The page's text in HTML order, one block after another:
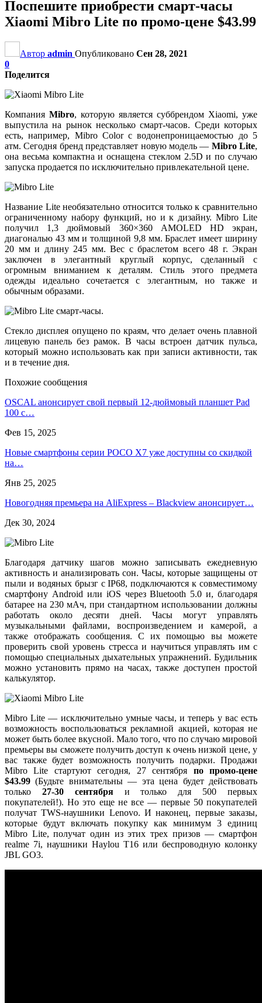
Поспешите приобрести смарт-часы
Xiaomi Mibro Lite по промо-цене $43.99
Автор admin Опубликовано Сен 28, 2021
0
Поделится
Компания Mibro, которую является суббрендом Xiaomi, уже
выпустила на рынок несколько смарт-часов. Среди которых
есть, например, Mibro Color с водонепроницаемостью до 5
атм. Сегодня бренд представляет новую модель — Mibro Lite,
она весьма компактна и оснащена стеклом 2.5D и по случаю
запуска продается по исключительно привлекательной цене.
Название Lite необязательно относится только к сравнительно
ограниченному набору функций, но и к дизайну. Mibro Lite
получил 1,3 дюймовый 360×360 AMOLED HD экран,
диагональю 43 мм и толщиной 9,8 мм. Браслет имеет ширину
20 мм и длину 245 мм. Вес с браслетом всего 48 г. Экран
заключен в элегантный круглый корпус, сделанный с
огромным вниманием к деталям. Стиль этого предмета
одежды идеально сочетается с элегантным, но также и
обычным образами.
Стекло дисплея опущено по краям, что делает очень плавной
лицевую панель без рамок. В часы встроен датчик пульса,
который можно использовать как при записи активности, так
и в течение дня.
Похожие сообщения
OSCAL анонсирует свой первый 12-дюймовый планшет Pad
100 с…
Фев 15, 2025
Новые смартфоны серии POCO X7 уже доступны со скидкой
на…
Янв 25, 2025
Новогодняя премьера на AliExpress – Blackview анонсирует…
Дек 30, 2024
Благодаря датчику шагов можно записывать ежедневную
активность и анализировать сон. Часы, которые защищены от
пыли и водяных брызг с IP68, подключаются к совместимому
смартфону Android или iOS через Bluetooth 5.0 и, благодаря
батарее на 230 мАч, при стандартном использовании должны
работать около десяти дней. Часы могут управлять
музыкальными файлами, воспроизведением и камерой, а
также отображать сообщения. С их помощью вы можете
проверить свой уровень стресса и научиться управлять им с
помощью специальных дыхательных упражнений. Будильник
можно установить прямо на часах, также доступен простой
калькулятор.
Mibro Lite — исключительно умные часы, и теперь у вас есть
возможность воспользоваться рекламной акцией, которая не
может быть более вкусной. Мало того, что по случаю мировой
премьеры вы сможете получить доступ к очень низкой цене, у
вас также будет возможность получить подарки. Продажи
Mibro Lite стартуют сегодня, 27 сентября по промо-цене
$43.99(Будьте внимательны — эта цена будет действовать
только 27-30 сентябряи только для 500 первых
покупателей!). Но это еще не все — первые 50 покупателей
получат TWS-наушники Lenovo. И наконец, первые заказы,
которые будут включать покупку как минимум 3 единиц
Mibro Lite, получат один из этих трех призов — смартфон
realme 7i, наушники Haylou T16 или беспроводную колонку
JBL GO3.